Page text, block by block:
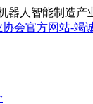
器人智能制造